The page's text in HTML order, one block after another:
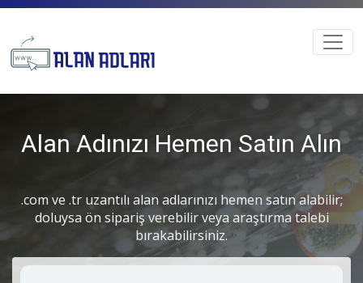
Alan Adınızı Hemen Satın Alın
.com ve .tr uzantılı alan adlarınızı hemen satın alabilir;
doluysa ön sipariş verebilir veya araştırma talebi
bırakabilirsiniz.
Anahtar kelime